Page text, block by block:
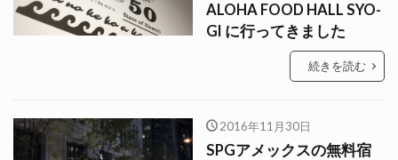
ALOHA FOOD HALL SYO-
GI に行ってきました
続きを読む
2016年11月30日
SPGアメックスの無料宿